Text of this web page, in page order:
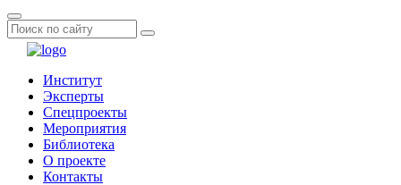
Институт
Эксперты
Спецпроекты
Мероприятия
Библиотека
О проекте
Контакты